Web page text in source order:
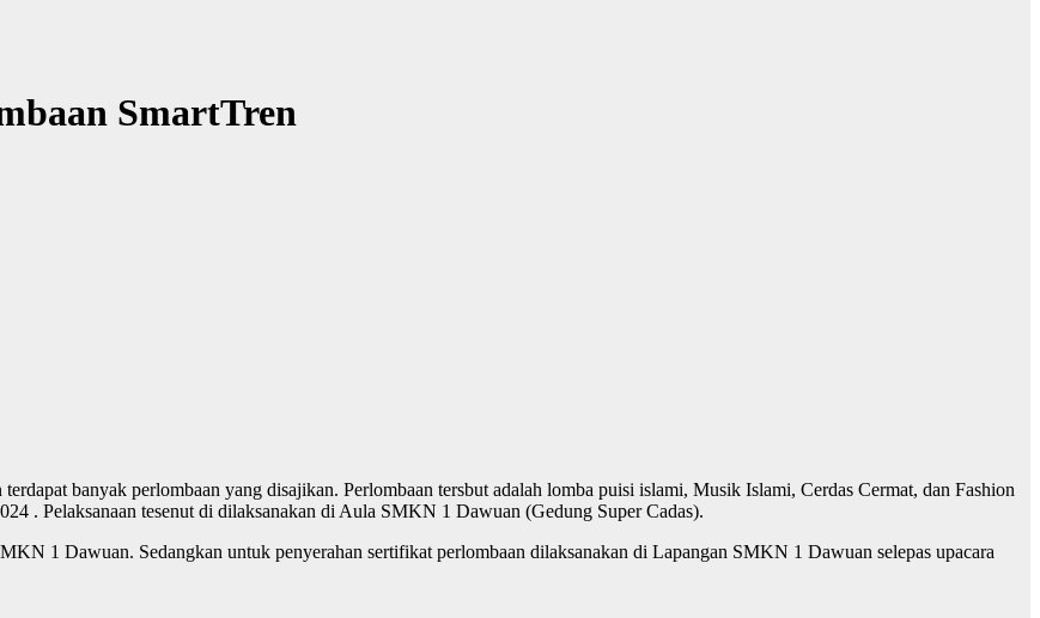
SmartTren
banyak perlombaan yang disajikan. Perlombaan tersbut adalah lomba puisi islami, Musik Islami, Cerdas Cermat, dan Fashion
. Pelaksanaan tesenut di dilaksanakan di Aula SMKN 1 Dawuan (Gedung Super Cadas).
1 Dawuan. Sedangkan untuk penyerahan sertifikat perlombaan dilaksanakan di Lapangan SMKN 1 Dawuan selepas upacara